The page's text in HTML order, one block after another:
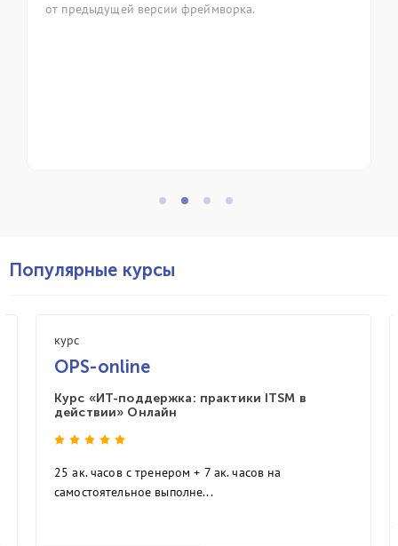
от предыдущей версии фреймворка.
Популярные курсы
курс
OPS-online
Курс «ИТ-поддержка: практики ITSM в
действии» Онлайн
25 ак. часов с тренером + 7 ак. часов на
самостоятельное выполне...